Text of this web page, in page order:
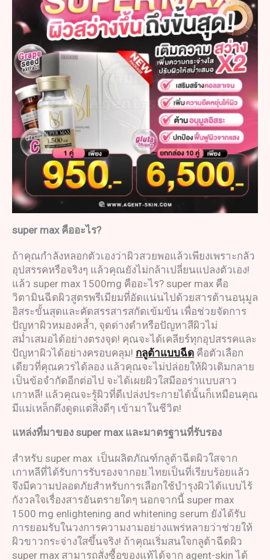
super max คืออะไร?
ถ้าคุณกำลังหลอกตัวเองว่าผิวสวยพอแล้วเพียงเพราะกลัว
อุปสรรคหรือจริงๆ แล้วคุณยังไม่กล้าเปลี่ยนแปลงตัวเอง!
แล้ว super max 1500mg คืออะไร? super max คือ
วิตามินฉีดผิวสูตรพรีเมียมที่อัดแน่นไปด้วยสารต้านอนุมูล
อิสระขั้นสุดและคัดสรรสารสกัดเข้มข้น เพื่อช่วยจัดการ
ปัญหาผิวหมองคล้ำ, จุดด่างดำหรือปัญหาสีผิวไม่
สม่ำเสมอได้อย่างตรงจุด! คุณจะได้เคลียร์ทุกอุปสรรคและ
ปัญหาผิวได้อย่างครอบคลุม! กลูต้าแบบฉีด คือตัวเลือก
เดียวที่คุณควรได้ลอง แล้วคุณจะไม่ปล่อยให้ผิวเดิมกลาย
เป็นข้อจำกัดอีกต่อไป จะได้เผยผิวใสมีออร่าแบบสาว
เกาหลี! แล้วคุณจะรู้ผิวที่ดีเปล่งประกายได้นั้นก็เหมือนคุณ
มีแม่เหล็กดึงดูดแต่สิ่งดีๆ เข้ามาในชีวิต!
แหล่งที่มาของ super max และมาตรฐานที่รับรอง
สำหรับ super max เป็นผลิตภัณฑ์กลูต้าฉีดผิวใสจาก
เกาหลีที่ได้รับการรับรองจากอย.ไทยเป็นที่เรียบร้อยแล้ว
จึงมีความปลอดภัยสำหรับการเลือกใช้บำรุงผิวได้แบบไร้
กังวลใจเรื่องสารอันตรายใดๆ นอกจากนี้ super max
1500 mg enlightening and whitening serum ยังได้รับ
การยอมรับในวงการความงามอย่างแพร่หลายว่าช่วยให้
ผิวขาวกระจ่างใสขึ้นจริง! ถ้าคุณเริ่มสนใจกลูต้าฉีดผิว
super max สามารถสั่งซื้อของแท้ได้จาก agent-skin ได้